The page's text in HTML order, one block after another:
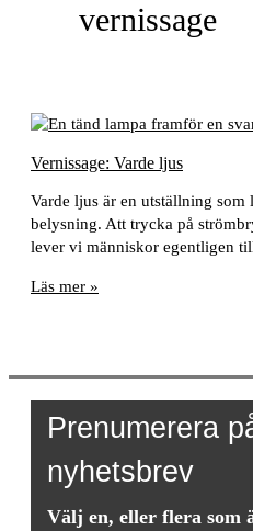
vernissage
Vernissage: Varde ljus
Varde ljus är en utställning
belysning. Att trycka på
lever vi människor egentligen
Vernissage:
Läs mer »
Prenumerera
nyhetsbrev
Välj en, eller flera som